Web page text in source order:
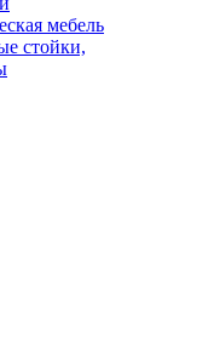
мебель
стойки,